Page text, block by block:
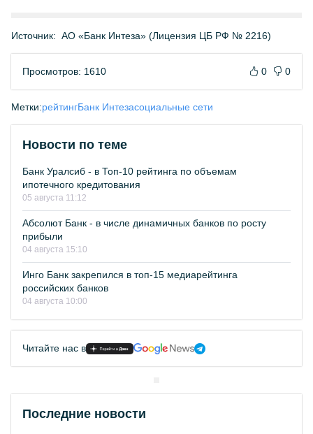
Источник: АО «Банк Интеза» (Лицензия ЦБ РФ № 2216)
Просмотров: 1610 0 0
Метки:рейтингБанк Интезасоциальные сети
Новости по теме
Банк Уралсиб - в Топ-10 рейтинга по объемам
ипотечного кредитования
05 августа 11:12
Абсолют Банк - в числе динамичных банков по росту
прибыли
04 августа 15:10
Инго Банк закрепился в топ-15 медиарейтинга
российских банков
04 августа 10:00
Читайте нас в
Последние новости